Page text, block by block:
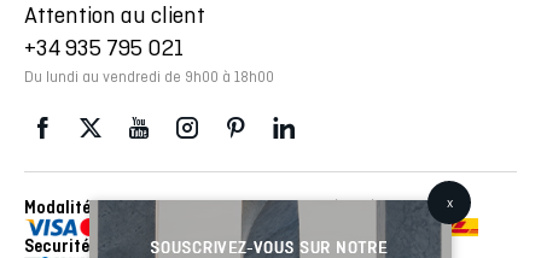
Attention au client
+34 935 795 021
Du lundi au vendredi de 9h00 à 18h00
Modalités de paiement
Envois réalisés avec con
Securité